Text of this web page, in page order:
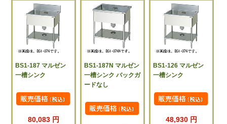
BS1-187 マルゼン
一槽シンク
80,083 円
BS1-187N マルゼン
一槽シンク バックガ
ードなし
BS1-126 マルゼン
一槽シンク
48,930 円